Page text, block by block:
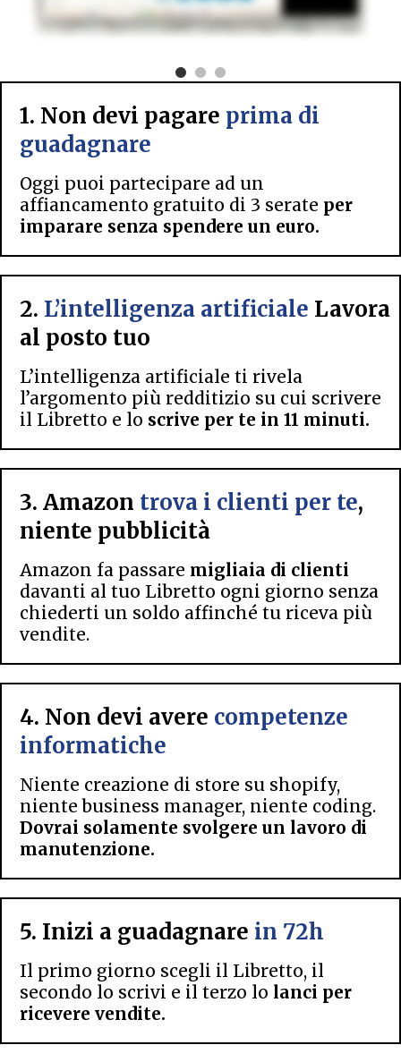
1. Non devi pagare prima di
guadagnare
Oggi puoi partecipare ad un
affiancamento gratuito di 3 serate per
imparare senza spendere un euro.
2. L’intelligenza artificiale Lavora
al posto tuo
L’intelligenza artificiale ti rivela
l’argomento più redditizio su cui scrivere
il Libretto e lo scrive per te in 11 minuti.
3. Amazon trova i clienti per te,
niente pubblicità
Amazon fa passare migliaia di clienti
davanti al tuo Libretto ogni giorno senza
chiederti un soldo affinché tu riceva più
vendite.
4. Non devi avere competenze
informatiche
Niente creazione di store su shopify,
niente business manager, niente coding.
Dovrai solamente svolgere un lavoro di
manutenzione.
5. Inizi a guadagnare in 72h
Il primo giorno scegli il Libretto, il
secondo lo scrivi e il terzo lo lanci per
ricevere vendite.